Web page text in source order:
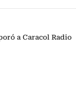
a Caracol Radio